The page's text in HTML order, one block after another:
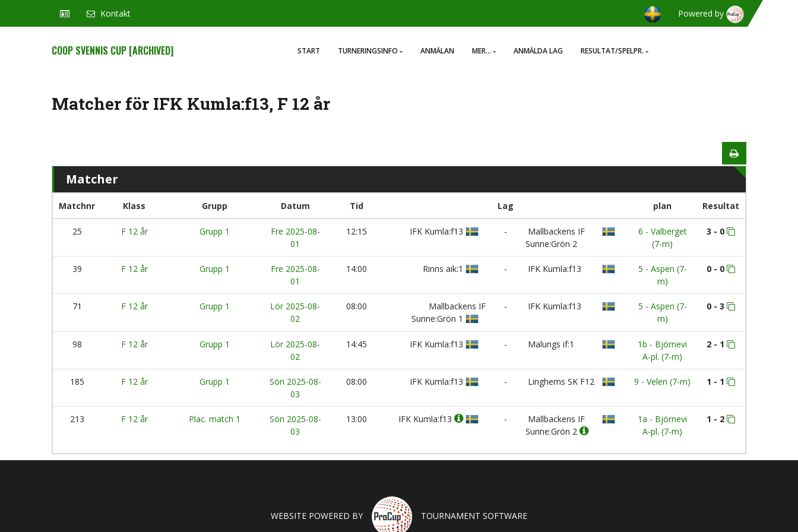
Kontakt Powered by
COOP SVENNIS CUP [ARCHIVED] START TURNERINGSINFO ANMÄLAN MER... ANMÄLDA LAG RESULTAT/SPELPR.
Matcher för IFK Kumla:f13, F 12 år
Matcher
Matchnr Klass Grupp Datum Tid Lag plan Resultat
25 F 12 år Grupp 1
Fre 2025-08-
01
12:15 IFK Kumla:f13 -
Mallbackens IF
Sunne:Grön 2
6 - Valberget
(7-m)
3 - 0
39 F 12 år Grupp 1
Fre 2025-08-
01
14:00 Rinns aik:1 - IFK Kumla:f13
5 - Aspen (7-
m)
0 - 0
71 F 12 år Grupp 1
Lör 2025-08-
02
08:00
Mallbackens IF
Sunne:Grön 1
- IFK Kumla:f13
5 - Aspen (7-
m)
0 - 3
98 F 12 år Grupp 1
Lör 2025-08-
02
14:45 IFK Kumla:f13 - Malungs if:1
1b - Björnevi
A-pl. (7-m)
2 - 1
185 F 12 år Grupp 1
Sön 2025-08-
03
08:00 IFK Kumla:f13 - Linghems SK F12 9 - Velen (7-m) 1 - 1
213 F 12 år Plac. match 1
Sön 2025-08-
03
13:00 IFK Kumla:f13 -
Mallbackens IF
Sunne:Grön 2
1a - Björnevi
A-pl. (7-m)
1 - 2
WEBSITE POWERED BY TOURNAMENT SOFTWARE